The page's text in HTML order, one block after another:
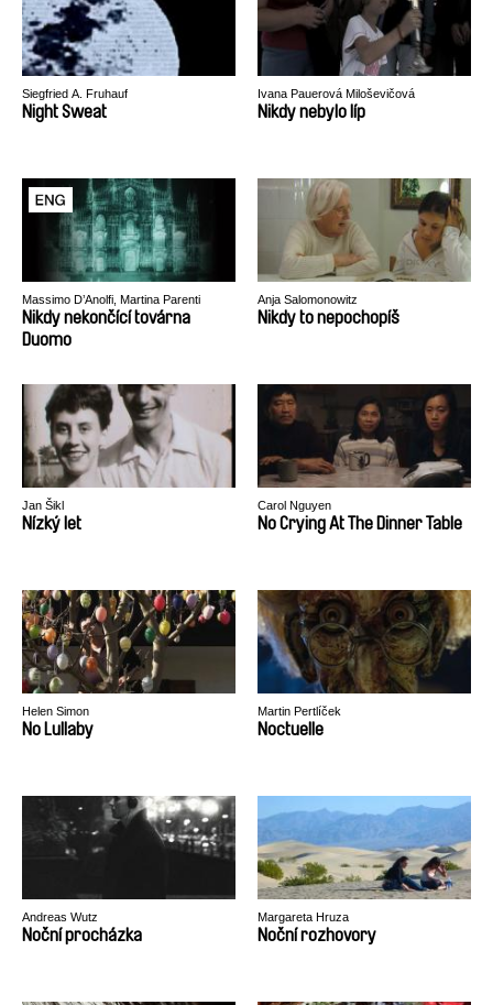
Siegfried A. Fruhauf
Night Sweat
Ivana Pauerová Miloševičová
Nikdy nebylo líp
Massimo D’Anolfi, Martina Parenti
Nikdy nekončící továrna
Duomo
Anja Salomonowitz
Nikdy to nepochopíš
Jan Šikl
Nízký let
Carol Nguyen
No Crying At The Dinner Table
Helen Simon
No Lullaby
Martin Pertlíček
Noctuelle
Andreas Wutz
Noční procházka
Margareta Hruza
Noční rozhovory